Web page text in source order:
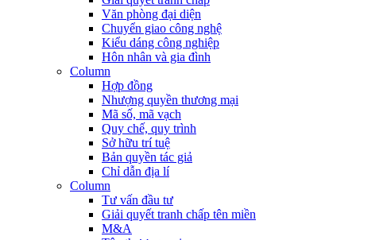
Văn phòng đại diện
Chuyển giao công nghệ
Kiểu dáng công nghiệp
Hôn nhân và gia đình
Column
Hợp đồng
Nhượng quyền thương mại
Mã số, mã vạch
Quy chế, quy trình
Sở hữu trí tuệ
Bản quyền tác giả
Chỉ dẫn địa lí
Column
Tư vấn đầu tư
Giải quyết tranh chấp tên miền
M&A